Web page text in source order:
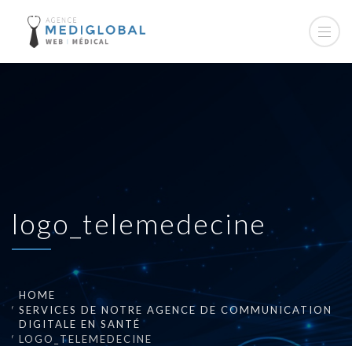
logo_telemedecine
HOME
SERVICES DE NOTRE AGENCE DE COMMUNICATION
DIGITALE EN SANTÉ
LOGO_TELEMEDECINE